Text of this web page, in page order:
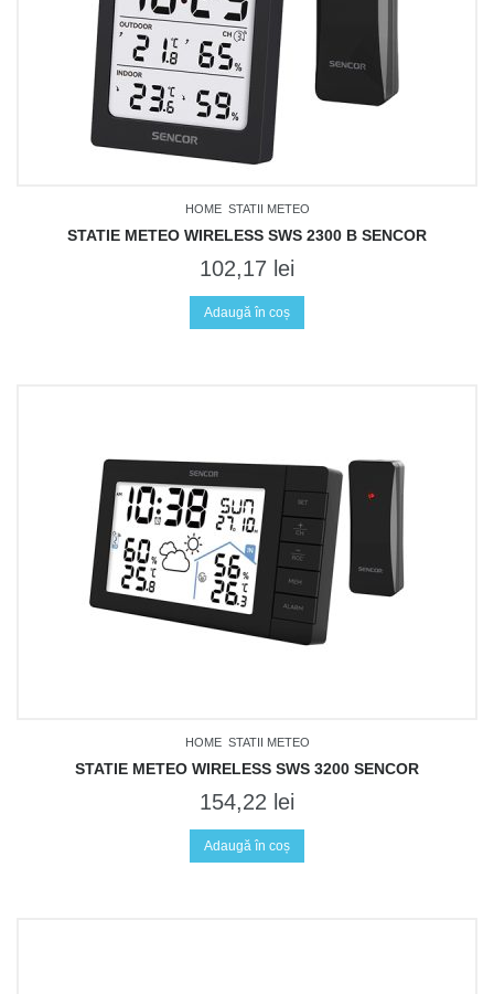
HOME STATII METEO
STATIE METEO WIRELESS SWS 2300 B SENCOR
102,17 lei
Adaugă în coș
HOME STATII METEO
STATIE METEO WIRELESS SWS 3200 SENCOR
154,22 lei
Adaugă în coș